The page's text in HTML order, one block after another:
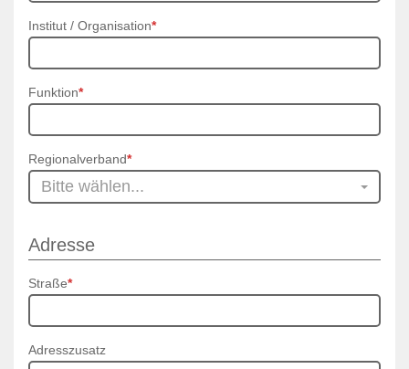
Institut / Organisation*
Funktion*
Regionalverband*
Bitte wählen...
Adresse
Straße*
Adresszusatz